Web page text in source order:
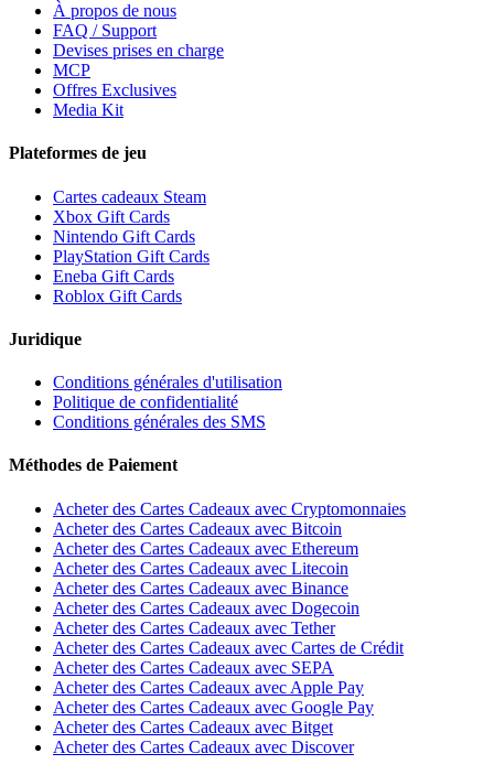
À propos de nous
FAQ / Support
Devises prises en charge
MCP
Offres Exclusives
Media Kit
Plateformes de jeu
Cartes cadeaux Steam
Xbox Gift Cards
Nintendo Gift Cards
PlayStation Gift Cards
Eneba Gift Cards
Roblox Gift Cards
Juridique
Conditions générales d'utilisation
Politique de confidentialité
Conditions générales des SMS
Méthodes de Paiement
Acheter des Cartes Cadeaux avec Cryptomonnaies
Acheter des Cartes Cadeaux avec Bitcoin
Acheter des Cartes Cadeaux avec Ethereum
Acheter des Cartes Cadeaux avec Litecoin
Acheter des Cartes Cadeaux avec Binance
Acheter des Cartes Cadeaux avec Dogecoin
Acheter des Cartes Cadeaux avec Tether
Acheter des Cartes Cadeaux avec Cartes de Crédit
Acheter des Cartes Cadeaux avec SEPA
Acheter des Cartes Cadeaux avec Apple Pay
Acheter des Cartes Cadeaux avec Google Pay
Acheter des Cartes Cadeaux avec Bitget
Acheter des Cartes Cadeaux avec Discover